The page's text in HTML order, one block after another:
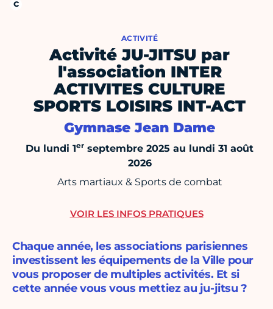
ACTIVITÉ
Activité JU-JITSU par
l'association INTER
ACTIVITES CULTURE
SPORTS LOISIRS INT-ACT
Gymnase Jean Dame
Du lundi 1er septembre 2025 au lundi 31 août
2026
Arts martiaux & Sports de combat
Chaque année, les associations parisiennes
investissent les équipements de la Ville pour
vous proposer de multiples activités. Et si
cette année vous vous mettiez au ju-jitsu ?
VOIR LES INFOS PRATIQUES